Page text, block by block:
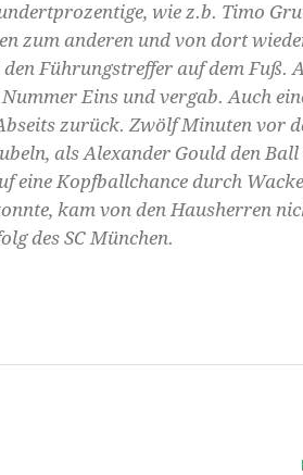
wie z.b. Timo
zum anderen und von dort
Führungstreffer auf dem Fuß.
Eins und vergab. Auch
zurück. Zwölf Minuten vor
als Alexander Gould den Ball
eine Kopfballchance durch
kam von den Hausherren
des SC München.